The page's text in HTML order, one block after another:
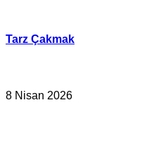
Tarz Çakmak
8 Nisan 2026